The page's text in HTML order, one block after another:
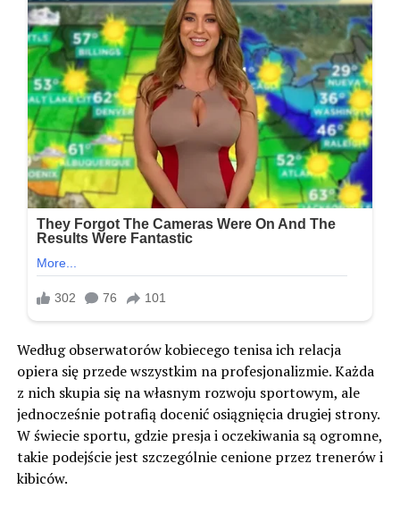
Według obserwatorów kobiecego tenisa ich relacja
opiera się przede wszystkim na profesjonalizmie. Każda
z nich skupia się na własnym rozwoju sportowym, ale
jednocześnie potrafią docenić osiągnięcia drugiej strony.
W świecie sportu, gdzie presja i oczekiwania są ogromne,
takie podejście jest szczególnie cenione przez trenerów i
kibiców.